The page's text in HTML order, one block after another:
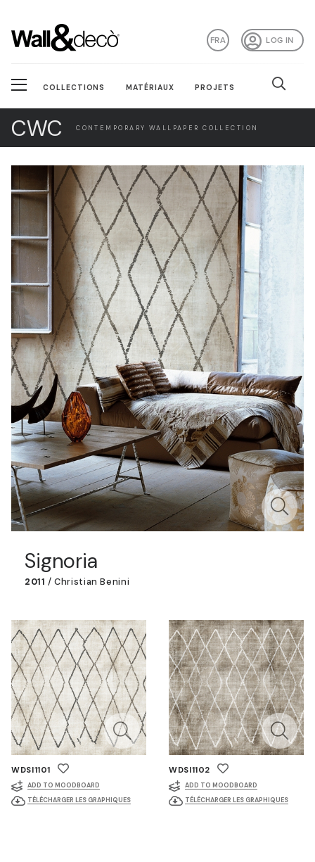
LOG IN
FRA
COLLECTIONS MATÉRIAUX PROJETS
CWC CONTEMPORARY WALLPAPER COLLECTION
Signoria
2011 / Christian Benini
WDSI1101
ADD TO MOODBOARD
TÉLÉCHARGER LES GRAPHIQUES
WDSI1102
ADD TO MOODBOARD
TÉLÉCHARGER LES GRAPHIQUES